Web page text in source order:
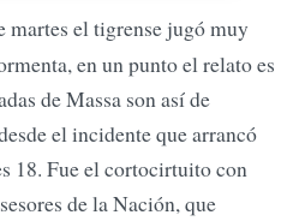
martes el tigrense jugó muy
en un punto el relato es
de Massa son así de
el incidente que arrancó
18. Fue el cortocirtuito con
de la Nación, que